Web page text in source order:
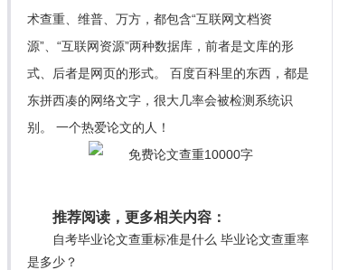
术查重、维普、万方，都包含“互联网文档资
源”、“互联网资源”两种数据库，前者是文库的形
式、后者是网页的形式。 百度百科里的东西，都是
东拼西凑的网络文字，很大几率会被检测系统识
别。 一个热爱论文的人！
推荐阅读，更多相关内容：
自考毕业论文查重标准是什么 毕业论文查重率
是多少？